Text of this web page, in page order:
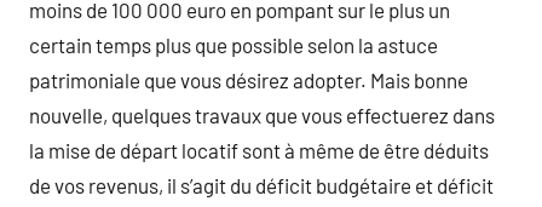
moins de 100 000 euro en pompant sur le plus un
certain temps plus que possible selon la astuce
patrimoniale que vous désirez adopter. Mais bonne
nouvelle, quelques travaux que vous effectuerez dans
la mise de départ locatif sont à même de être déduits
de vos revenus, il s’agit du déficit budgétaire et déficit